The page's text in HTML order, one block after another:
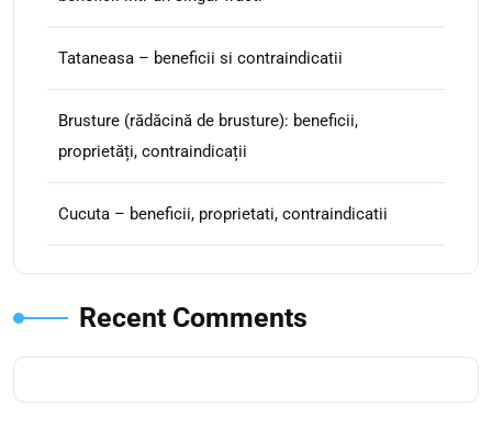
Tataneasa – beneficii si contraindicatii
Brusture (rădăcină de brusture): beneficii,
proprietăți, contraindicații
Cucuta – beneficii, proprietati, contraindicatii
Recent Comments